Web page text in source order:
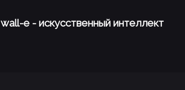
wall-e - искусственный интеллект